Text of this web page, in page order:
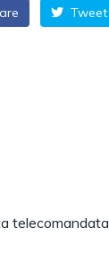
Tweet
telecomandata